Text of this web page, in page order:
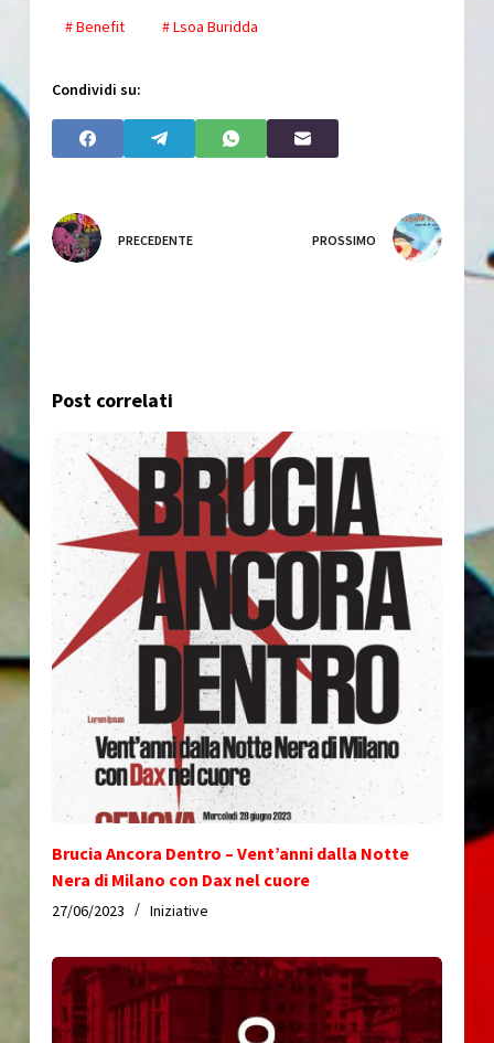
# Benefit # Lsoa Buridda
Condividi su:
PRECEDENTE PROSSIMO
Post correlati
Brucia Ancora Dentro – Vent’anni dalla Notte
Nera di Milano con Dax nel cuore
27/06/2023 Iniziative